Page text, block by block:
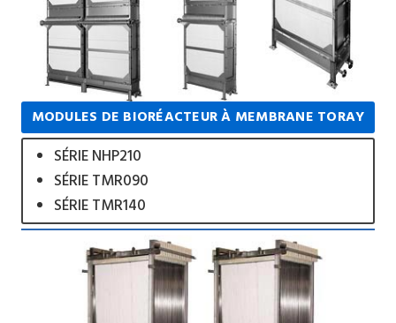
MODULES DE BIORÉACTEUR À MEMBRANE TORAY
SÉRIE NHP210
SÉRIE TMR090
SÉRIE TMR140